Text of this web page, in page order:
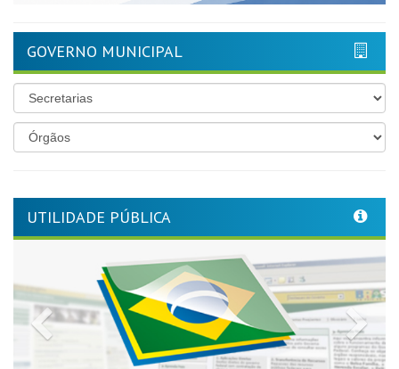
GOVERNO MUNICIPAL
UTILIDADE PÚBLICA
Previous